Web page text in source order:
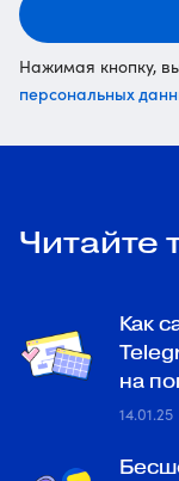
Нажимая кнопку,
персональных
Читайте
Как
на
14.01.25